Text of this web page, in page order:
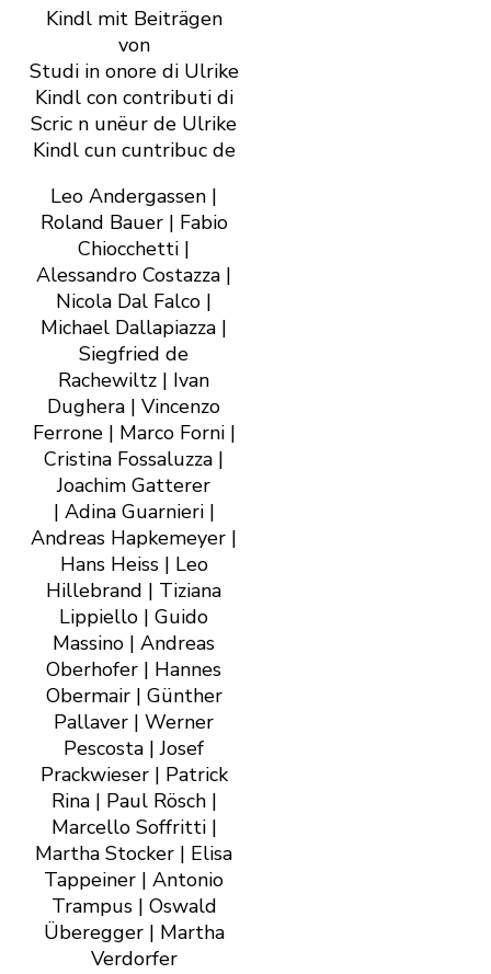
Kindl mit Beiträgen
von
Studi in onore di Ulrike
Kindl con contributi di
Scric n unëur de Ulrike
Kindl cun cuntribuc de
Leo Andergassen |
Roland Bauer | Fabio
Chiocchetti |
Alessandro Costazza |
Nicola Dal Falco |
Michael Dallapiazza |
Siegfried de
Rachewiltz | Ivan
Dughera | Vincenzo
Ferrone | Marco Forni |
Cristina Fossaluzza |
Joachim Gatterer
| Adina Guarnieri |
Andreas Hapkemeyer |
Hans Heiss | Leo
Hillebrand | Tiziana
Lippiello | Guido
Massino | Andreas
Oberhofer | Hannes
Obermair | Günther
Pallaver | Werner
Pescosta | Josef
Prackwieser | Patrick
Rina | Paul Rösch |
Marcello Soffritti |
Martha Stocker | Elisa
Tappeiner | Antonio
Trampus | Oswald
Überegger | Martha
Verdorfer